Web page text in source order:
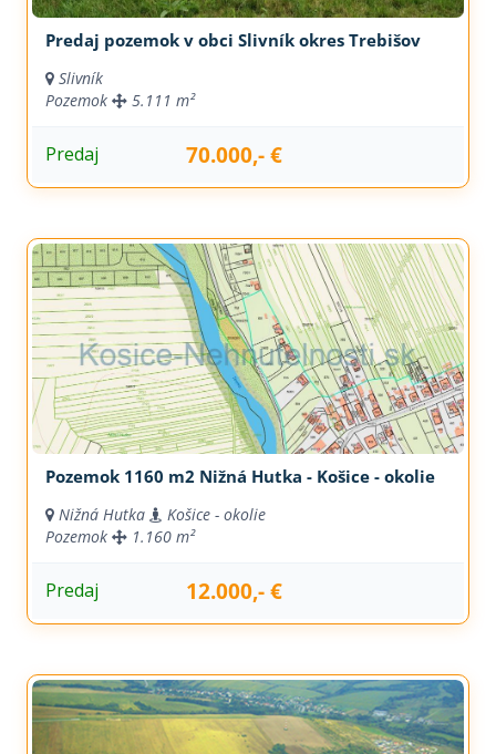
Predaj pozemok v obci Slivník okres Trebišov
Slivník
Pozemok
5.111 m²
Predaj 70.000,- €
Pozemok 1160 m2 Nižná Hutka - Košice - okolie
Nižná Hutka
Košice - okolie
Pozemok
1.160 m²
Predaj 12.000,- €